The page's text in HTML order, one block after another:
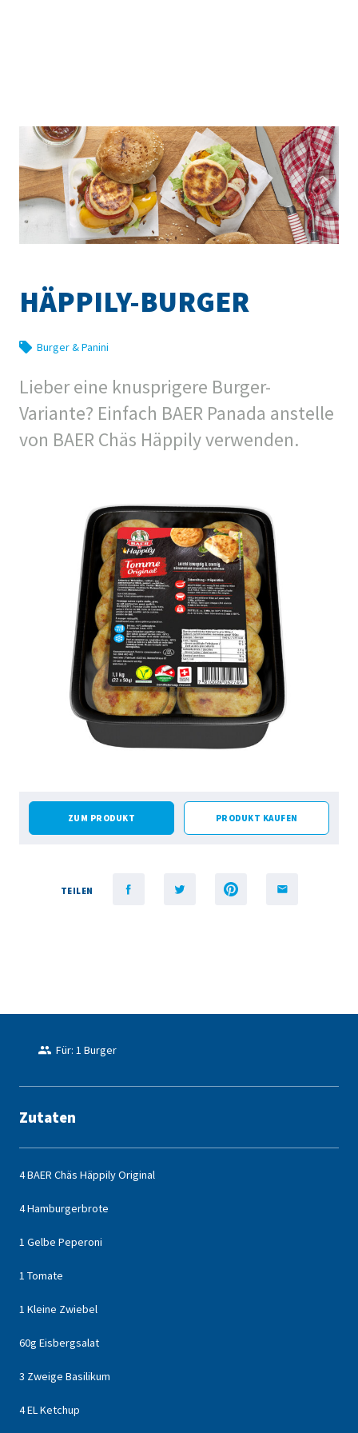
HÄPPILY-BURGER
Burger & Panini
Lieber eine knusprigere Burger-
Variante? Einfach BAER Panada anstelle
von BAER Chäs Häppily verwenden.
ZUM PRODUKT PRODUKT KAUFEN
TEILEN
Für: 1 Burger
Zutaten
4 BAER Chäs Häppily Original
4 Hamburgerbrote
1 Gelbe Peperoni
1 Tomate
1 Kleine Zwiebel
60g Eisbergsalat
3 Zweige Basilikum
4 EL Ketchup